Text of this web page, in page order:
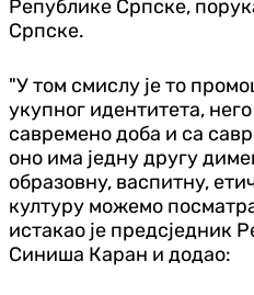
Републике Српске,
Српске.
"У том смислу је то
укупног идентитета,
савремено доба и са
оно има једну другу
образовну, васпитну,
културу можемо
истакао је предсједник
Синиша Каран и додао: